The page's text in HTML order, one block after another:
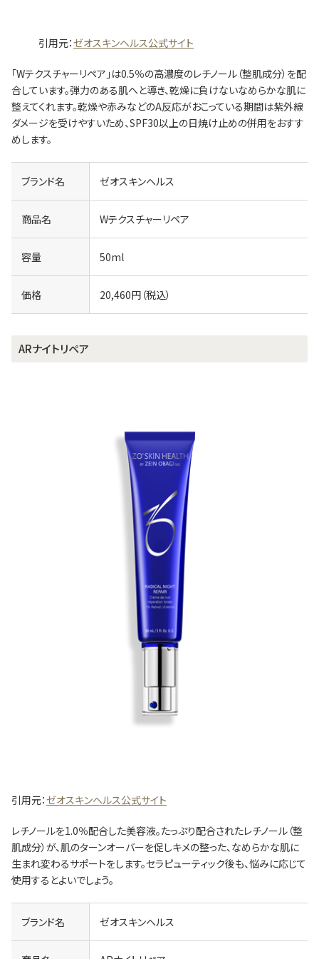
引用元：ゼオスキンヘルス公式サイト
「Wテクスチャーリペア」は0.5％の高濃度のレチノール（整肌成分）を配
合しています。弾力のある肌へと導き、乾燥に負けないなめらかな肌に
整えてくれます。乾燥や赤みなどのA反応がおこっている期間は紫外線
ダメージを受けやすいため、SPF30以上の日焼け止めの併用をおすす
めします。
ブランド名 ゼオスキンヘルス
商品名 Wテクスチャーリペア
容量 50ml
価格 20,460円（税込）
ARナイトリペア
引用元：ゼオスキンヘルス公式サイト
レチノールを1.0％配合した美容液。たっぷり配合されたレチノール（整
肌成分）が、肌のターンオーバーを促しキメの整った、なめらかな肌に
生まれ変わるサポートをします。セラピューティック後も、悩みに応じて
使用するとよいでしょう。
ブランド名 ゼオスキンヘルス